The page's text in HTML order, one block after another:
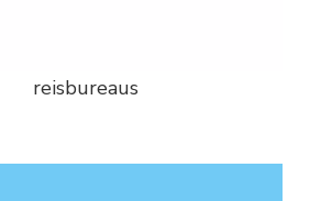
reisbureaus